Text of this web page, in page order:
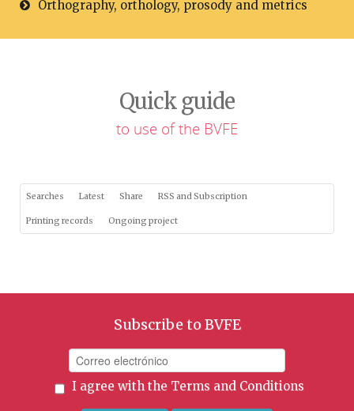
Orthography, orthology, prosody and metrics
Quick guide
to use of the BVFE
Searches Latest Share RSS and Subscription
Printing records Ongoing project
Subscribe to BVFE
I agree with the Terms and Conditions